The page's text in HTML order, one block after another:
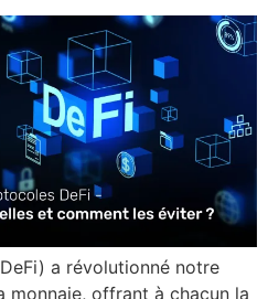
a révolutionné notre
monnaie, offrant à chacun la